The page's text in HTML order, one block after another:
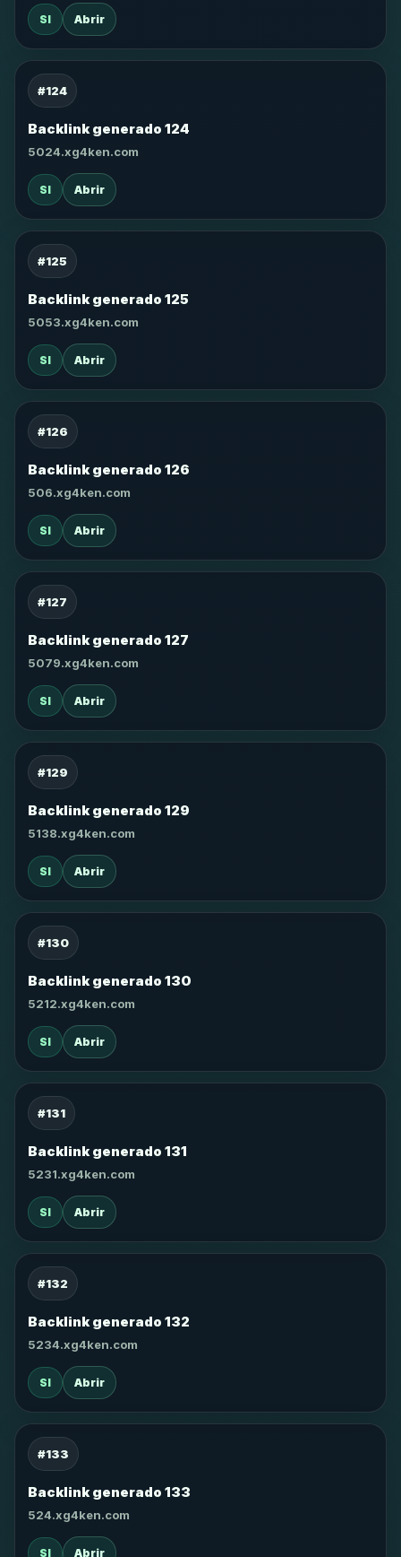
SI Abrir
#124
Backlink generado 124
5024.xg4ken.com
SI Abrir
#125
Backlink generado 125
5053.xg4ken.com
SI Abrir
#126
Backlink generado 126
506.xg4ken.com
SI Abrir
#127
Backlink generado 127
5079.xg4ken.com
SI Abrir
#129
Backlink generado 129
5138.xg4ken.com
SI Abrir
#130
Backlink generado 130
5212.xg4ken.com
SI Abrir
#131
Backlink generado 131
5231.xg4ken.com
SI Abrir
#132
Backlink generado 132
5234.xg4ken.com
SI Abrir
#133
Backlink generado 133
524.xg4ken.com
SI Abrir